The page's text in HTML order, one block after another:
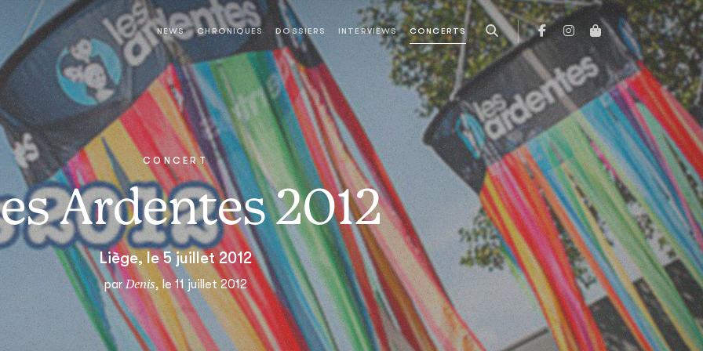
NEWS CHRONIQUES DOSSIERS INTERVIEWS CONCERTS
CONCERT
Ardentes 2012
Liège, le 5 juillet 2012
parDenis, le 11 juillet 2012